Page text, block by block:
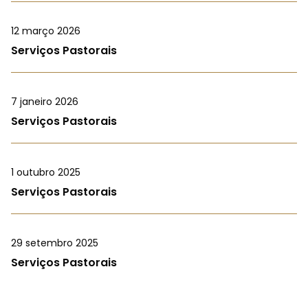
12 março 2026
Serviços Pastorais
7 janeiro 2026
Serviços Pastorais
1 outubro 2025
Serviços Pastorais
29 setembro 2025
Serviços Pastorais